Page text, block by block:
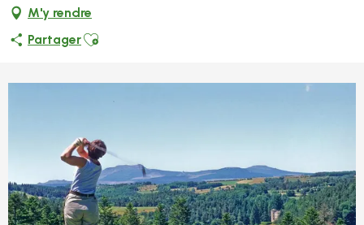
M'y rendre
PartagerAjouter aux favoris